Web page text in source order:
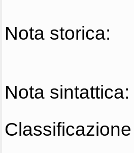
Nota storica:
Nota sintattica: